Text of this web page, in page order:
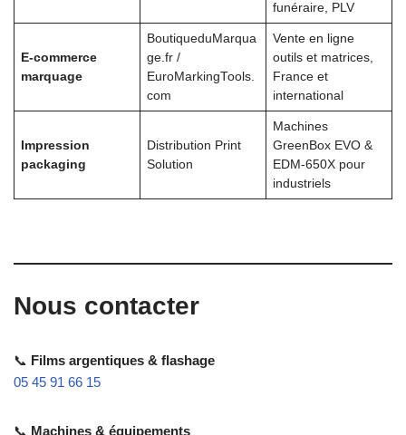
funéraire, PLV
E-commerce
marquage
BoutiqueduMarqua
ge.fr /
EuroMarkingTools.
com
Vente en ligne
outils et matrices,
France et
international
Impression
packaging
Distribution Print
Solution
Machines
GreenBox EVO &
EDM-650X pour
industriels
Nous contacter
📞 Films argentiques & flashage
05 45 91 66 15
📞 Machines & équipements